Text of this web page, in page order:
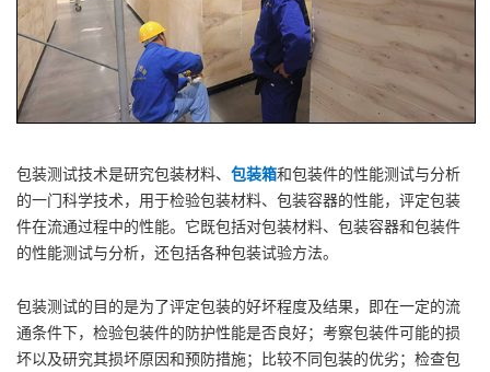
包装测试技术是研究包装材料、 包装箱和包装件的性能测试与分析
的一门科学技术，用于检验包装材料、包装容器的性能，评定包装
件在流通过程中的性能。它既包括对包装材料、包装容器和包装件
的性能测试与分析，还包括各种包装试验方法。
包装测试的目的是为了评定包装的好坏程度及结果，即在一定的流
通条件下，检验包装件的防护性能是否良好；考察包装件可能的损
坏以及研究其损坏原因和预防措施；比较不同包装的优劣；检查包